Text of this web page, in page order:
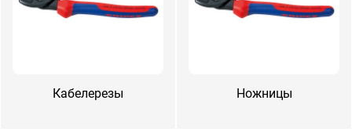
Ка­беле­резы Нож­ни­цы